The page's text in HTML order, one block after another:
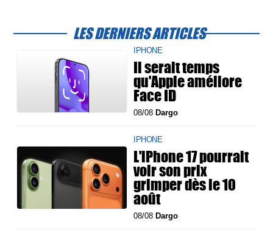
LES DERNIERS ARTICLES
IPHONE
Il serait temps
qu'Apple améliore
Face ID
08/08 Dargo
IPHONE
L'iPhone 17 pourrait
voir son prix
grimper dès le 10
août
08/08 Dargo